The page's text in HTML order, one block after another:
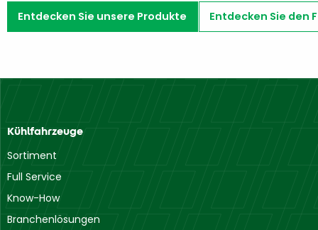
Entdecken Sie unsere Produkte Entdecken Sie den
Kühlfahrzeuge
Sortiment
Full Service
Know-How
Branchenlösungen